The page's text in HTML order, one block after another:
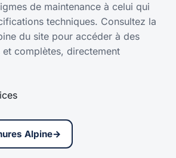
de maintenance à celui qui
techniques. Consultez la
du site pour accéder à des
complètes, directement
Alpine→